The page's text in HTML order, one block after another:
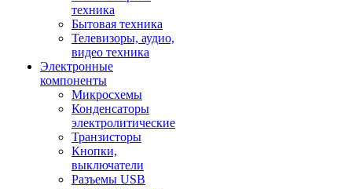
техника
Бытовая техника
Телевизоры, аудио,
видео техника
Электронные
компоненты
Микросхемы
Конденсаторы
электролитические
Транзисторы
Кнопки,
выключатели
Разъемы USB